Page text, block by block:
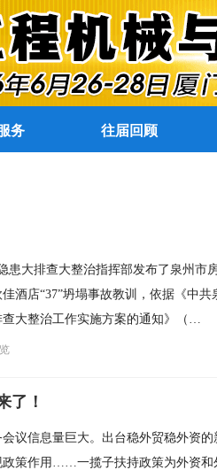
务 往届回顾
患大排查大整治指挥部发布了泉州市
佳酒店“37”坍塌事故教训，依据《中
大整治工作实施方案的通知》（…
了！
议信息量巨大。出台稳外贸稳外资的
策作用……一揽子扶持政策为外资和